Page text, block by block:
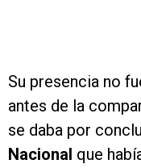
Su presencia no
antes de la
se daba por
Nacional que